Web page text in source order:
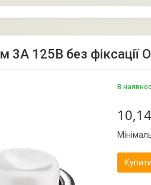
125В без фіксації
В
Купити